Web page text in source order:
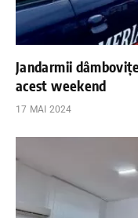
Jandarmii
acest weekend
17 MAI 2024